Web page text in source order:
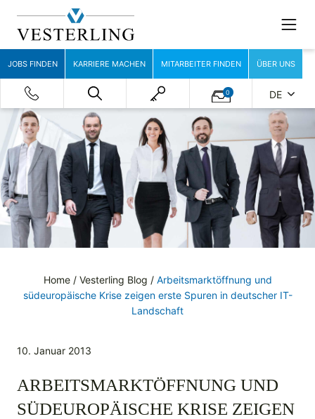
JOBS FINDEN KARRIERE MACHEN MITARBEITER FINDEN ÜBER UNS
0 DE
Home/ Vesterling Blog / Arbeitsmarktöffnung und
südeuropäische Krise zeigen erste Spuren in deutscher IT-
Landschaft
10. Januar 2013
ARBEITSMARKTÖFFNUNG UND
SÜDEUROPÄISCHE KRISE ZEIGEN